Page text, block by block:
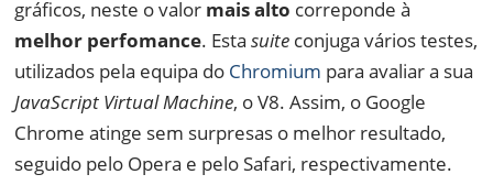
gráficos, neste o valor mais alto correponde à
melhor perfomance. Estasuite conjuga vários testes,
utilizados pela equipa do Chromium para avaliar a sua
JavaScript Virtual Machine, o V8. Assim, o Google
Chrome atinge sem surpresas o melhor resultado,
seguido pelo Opera e pelo Safari, respectivamente.